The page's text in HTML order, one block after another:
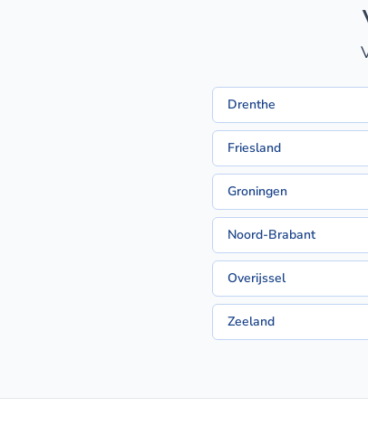
Drenthe
Friesland
Groningen
Noord-Brabant
Overijssel
Zeeland